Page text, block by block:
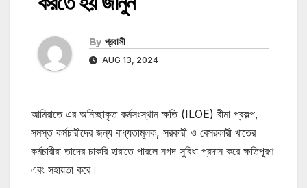
By প্রবাসী
AUG 13, 2024
আমিরাতে এর অনিচ্ছাকৃত কর্মসংস্থান ক্ষতি (ILOE) বীমা প্রকল্প,
সমস্ত কর্মচারীদের জন্য বাধ্যতামূলক, সরকারী ও বেসরকারী খাতের
কর্মচারীরা তাদের চাকরি হারাতে পারলে নগদ সুবিধা প্রদান করে ক্ষতিপূরণ
এবং সহায়তা করে।